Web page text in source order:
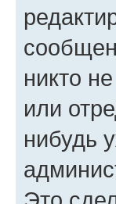
никто
или
нибудь